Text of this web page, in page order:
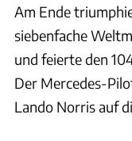
Am Ende
siebenfache
und feierte den
Der Mercedes-
Lando Norris auf